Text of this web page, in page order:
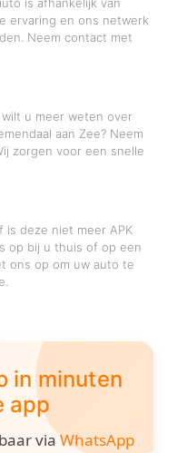
ervaring en ons netwerk
Neem contact met
u meer weten over
aan Zee? Neem
zorgen voor een snelle
deze niet meer APK
op bij u thuis of op een
ons op om uw auto te
in minuten
app
viaWhatsApp